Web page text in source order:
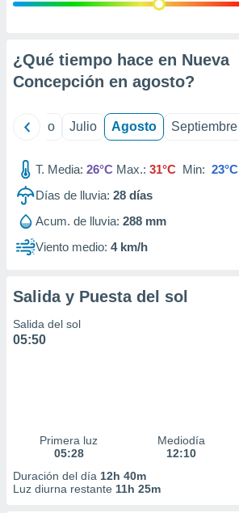
e
mediante
publicidad
de
1199
¿Qué tiempo hace en Nueva
Concepción en agosto?
Junio Julio Agosto Septiembre
T. Media: 26°C Max.: 31°C Min: 23°C
Días de lluvia: 28 días
Acum. de lluvia: 288 mm
Viento medio: 4 km/h
Salida y Puesta del sol
Salida del sol
05:50
Primera luz
05:28
Mediodía
12:10
Duración del día 12h 40m
Luz diurna restante 11h 25m